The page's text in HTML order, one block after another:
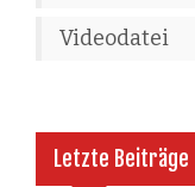
Videodatei
Letzte Beiträge